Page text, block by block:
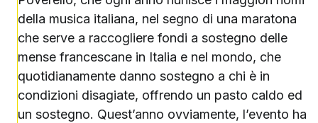
della musica italiana, nel segno di una maratona
che serve a raccogliere fondi a sostegno delle
mense francescane in Italia e nel mondo, che
quotidianamente danno sostegno a chi è in
condizioni disagiate, offrendo un pasto caldo ed
un sostegno. Quest’anno ovviamente, l’evento ha